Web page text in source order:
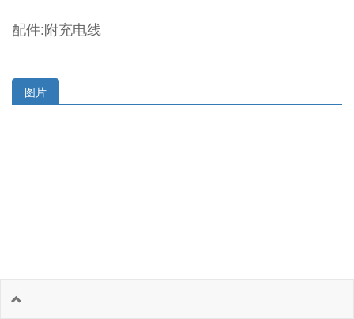
配件:附充电线
图片